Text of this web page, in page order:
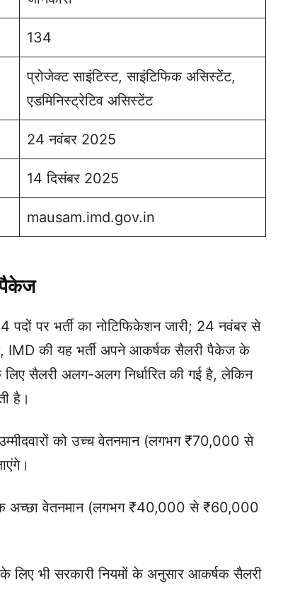
134
प्रोजेक्ट साइंटिस्ट, साइंटिफिक असिस्टेंट,
एडमिनिस्ट्रेटिव असिस्टेंट
24 नवंबर 2025
14 दिसंबर 2025
mausam.imd.gov.in
पदों पर भर्ती का नोटिफिकेशन जारी; 24 नवंबर से
की यह भर्ती अपने आकर्षक सैलरी पैकेज के
सैलरी अलग-अलग निर्धारित की गई है, लेकिन
है।
को उच्च वेतनमान (लगभग ₹70,000 से
अच्छा वेतनमान (लगभग ₹40,000 से ₹60,000
लिए भी सरकारी नियमों के अनुसार आकर्षक सैलरी